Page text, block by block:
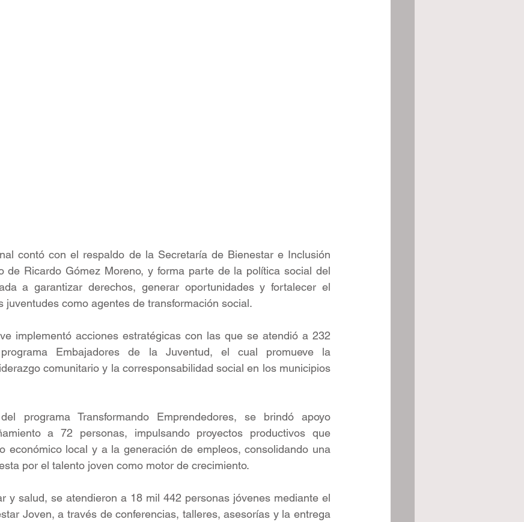
contó con el respaldo de la Secretaría de Bienestar e Inclusión
de Ricardo Gómez Moreno, y forma parte de la política social del
a garantizar derechos, generar oportunidades y fortalecer el
juventudes como agentes de transformación social.
implementó acciones estratégicas con las que se atendió a 232
Embajadores de la Juventud, el cual promueve la
comunitario y la corresponsabilidad social en los municipios
programa Transformando Emprendedores, se brindó apoyo
a 72 personas, impulsando proyectos productivos que
económico local y a la generación de empleos, consolidando una
por el talento joven como motor de crecimiento.
y salud, se atendieron a 18 mil 442 personas jóvenes mediante el
Joven, a través de conferencias, talleres, asesorías y la entrega